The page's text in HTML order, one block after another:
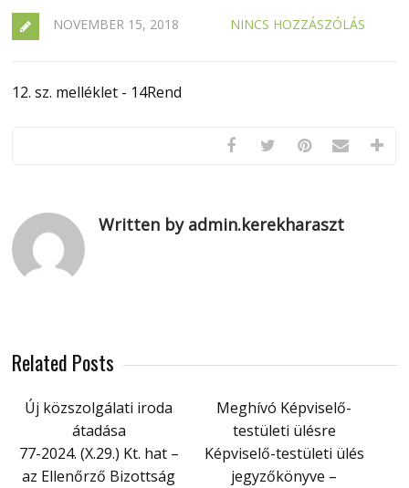
NOVEMBER 15, 2018 NINCS HOZZÁSZÓLÁS
12. sz. melléklet - 14Rend
Written by admin.kerekharaszt
Related Posts
Új közszolgálati iroda
átadása
Meghívó Képviselő-
testületi ülésre
77-2024. (X.29.) Kt. hat –
az Ellenőrző Bizottság
Képviselő-testületi ülés
jegyzőkönyve –